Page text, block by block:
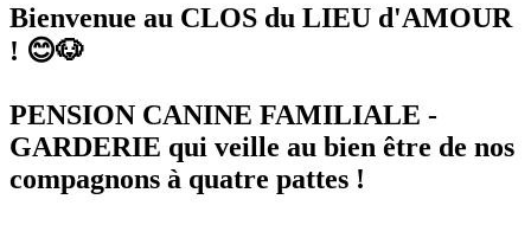
Bienvenue au CLOS du LIEU d'AMOUR
! 😊🐶
PENSION CANINE FAMILIALE -
GARDERIE qui veille au bien être de nos
compagnons à quatre pattes !